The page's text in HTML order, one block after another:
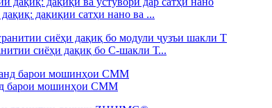
дақиқии сатҳи нано ва ...
сиёҳи дақиқ бо C-шакли Т...
барои мошинҳои CMM